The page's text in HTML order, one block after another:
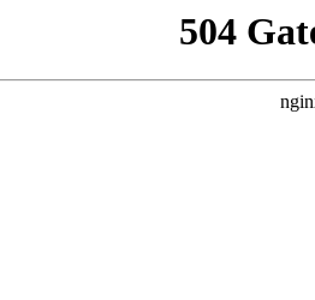
504